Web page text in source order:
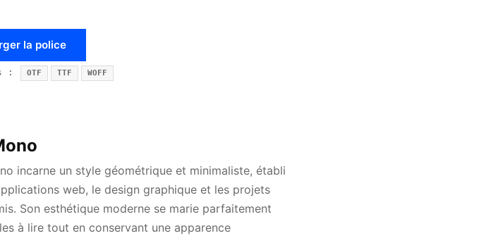
la police
: OTF TTF WOFF
incarne un style géométrique et minimaliste, établi
web, le design graphique et les projets
Son esthétique moderne se marie parfaitement
à lire tout en conservant une apparence